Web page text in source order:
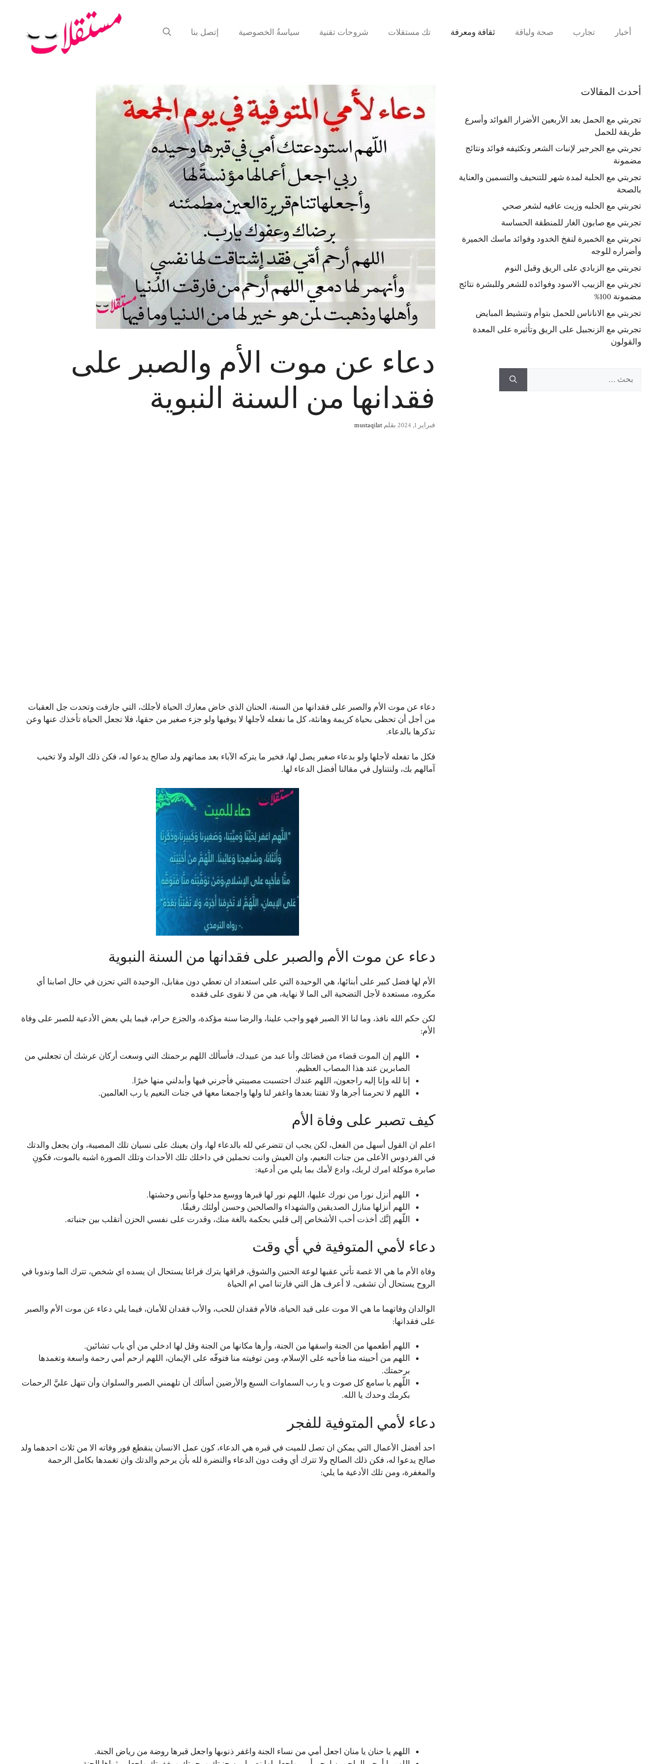
أخبار تجارب صحة ولياقة ثقافة ومعرفة تك مستقلات شروحات تقنية سياسةُ الخصوصية إتصل بنا
دعاء عن موت الأم والصبر على
فقدانها من السنة النبوية
فبراير 1, 2024 بقلمmustaqilat
دعاء عن موت الأم والصبر على فقدانها من السنة، الحنان الذي خاض معارك الحياة لأجلك، التي جازفت وتحدت جل العقبات
من أجل أن تحظى بحياة كريمة وهانئة، كل ما نفعله لأجلها لا يوفيها ولو جزء صغير من حقها، فلا تجعل الحياة تأخذك عنها وعن
تذكرها بالدعاء.
فكل ما تفعله لأجلها ولو بدعاء صغير يصل لها، فخير ما يتركه الآباء بعد مماتهم ولد صالح يدعوا له، فكن ذلك الولد ولا تخيب
آمالهم بك، ولنتناول في مقالنا أفضل الدعاء لها.
دعاء عن موت الأم والصبر على فقدانها من السنة النبوية
الأم لها فضل كبير على أبنائها، هي الوحيدة التي على استعداد ان تعطي دون مقابل، الوحيدة التي تحزن في حال اصابنا أي
مكروه، مستعدة لأجل التضحية الى الما لا نهاية، هي من لا نقوى على فقده
لكن حكم الله نافذ، وما لنا الا الصبر فهو واجب علينا، والرضا سنة مؤكدة، والجزع حرام، فيما يلي بعض الأدعية للصبر على وفاة
الأم:
اللهم إن الموت قضاء من قضائك وأنا عبد من عبيدك، فأسألك اللهم برحمتك التي وسعت أركان عرشك أن تجعلني من
الصابرين عند هذا المصاب العظيم.
إنا لله وإنا إليه راجعون، اللهم عندك احتسبت مصيبتي فأجرني فيها وأبدلني منها خيرًا.
اللهم لا تحرمنا أجرها ولا تفتنا بعدها واغفر لنا ولها واجمعنا معها في جنات النعيم يا رب العالمين.
كيف تصبر على وفاة الأم
اعلم ان القول أسهل من الفعل، لكن يجب ان تتضرعي لله بالدعاء لها، وان يعينك على نسيان تلك المصيبة، وان يجعل والدتك
في الفردوس الأعلى من جنات النعيم، وان العيش وانت تحملين في داخلك تلك الأحداث وتلك الصورة اشبه بالموت، فكونِ
صابرة موكلة امرك لربك، وادع لأمك بما يلي من أدعية:
اللهم أنزل نورا من نورك عليها، اللهم نور لها قبرها ووسع مدخلها وآنس وحشتها.
اللهم أنزلها منازل الصديقين والشهداء والصالحين وحسن أولئك رفيقًا.
اللّهم إنَّك أخذت أحب الأشخاص إلى قلبي بحكمة بالغة منك، وقدرت على نفسي الحزن أتقلب بين جنباته.
دعاء لأمي المتوفية في أي وقت
وفاة الأم ما هي الا غصة تأتي عقبها لوعة الحنين والشوق، فراقها يترك فراغا يستحال ان يسده اي شخص، تترك الما وندوبا في
الروح يستحال أن تشفى، لا أعرف هل التي فارتنا امي ام الحياة
الوالدان وفاتهما ما هي الا موت على قيد الحياة، فالأم فقدان للحب، والأب فقدان للأمان، فيما يلي دعاء عن موت الأم والصبر
على فقدانها:
اللهم أطعمها من الجنة واسقها من الجنة، وأرها مكانها من الجنة وقل لها ادخلي من أي باب تشائين.
اللهم من أحييته منا فأحيه على الإسلام، ومن توفيته منا فتوفّه على الإيمان، اللهم ارحم أمي رحمة واسعة وتغمدها
برحمتك.
اللّهم يا سامع كل صوت و يا رب السماوات السبع والأرضين أسألك أن تلهمني الصبر والسلوان وأن تنهل عليَّ الرحمات
بكرمك وحدك يا الله.
دعاء لأمي المتوفية للفجر
احد أفضل الأعمال التي يمكن ان تصل للميت في قبره هي الدعاء، كون عمل الانسان ينقطع فور وفاته الا من ثلاث احدهما ولد
صالح يدعوا له، فكن ذلك الصالح ولا تترك أي وقت دون الدعاء والتضرة لله بأن يرحم والدتك وان تغمدها بكامل الرحمة
والمغفرة، ومن تلك الأدعية ما يلي:
اللهم يا حنان يا منان اجعل أمي من نساء الجنة واغفر ذنوبها واجعل قبرها روضة من رياض الجنة.
أحدث المقالات
تجربتي مع الحمل بعد الأربعين الأضرار الفوائد وأسرع
طريقة للحمل
تجربتي مع الجرجير لإنبات الشعر وتكثيفه فوائد ونتائج
مضمونة
تجربتي مع الحلبة لمدة شهر للتنحيف والتسمين والعناية
بالصحة
تجربتي مع الحلبه وزيت عافيه لشعر صحي
تجربتي مع صابون الغار للمنطقة الحساسة
تجربتي مع الخميرة لنفخ الخدود وفوائد ماسك الخميرة
وأضراره للوجه
تجربتي مع الزبادي على الريق وقبل النوم
تجربتي مع الزبيب الاسود وفوائده للشعر وللبشرة نتائج
مضمونة 100%
تجربتي مع الاناناس للحمل بتوأم وتنشيط المبايض
تجربتي مع الزنجبيل على الريق وتأثيره على المعدة
والقولون
عن: